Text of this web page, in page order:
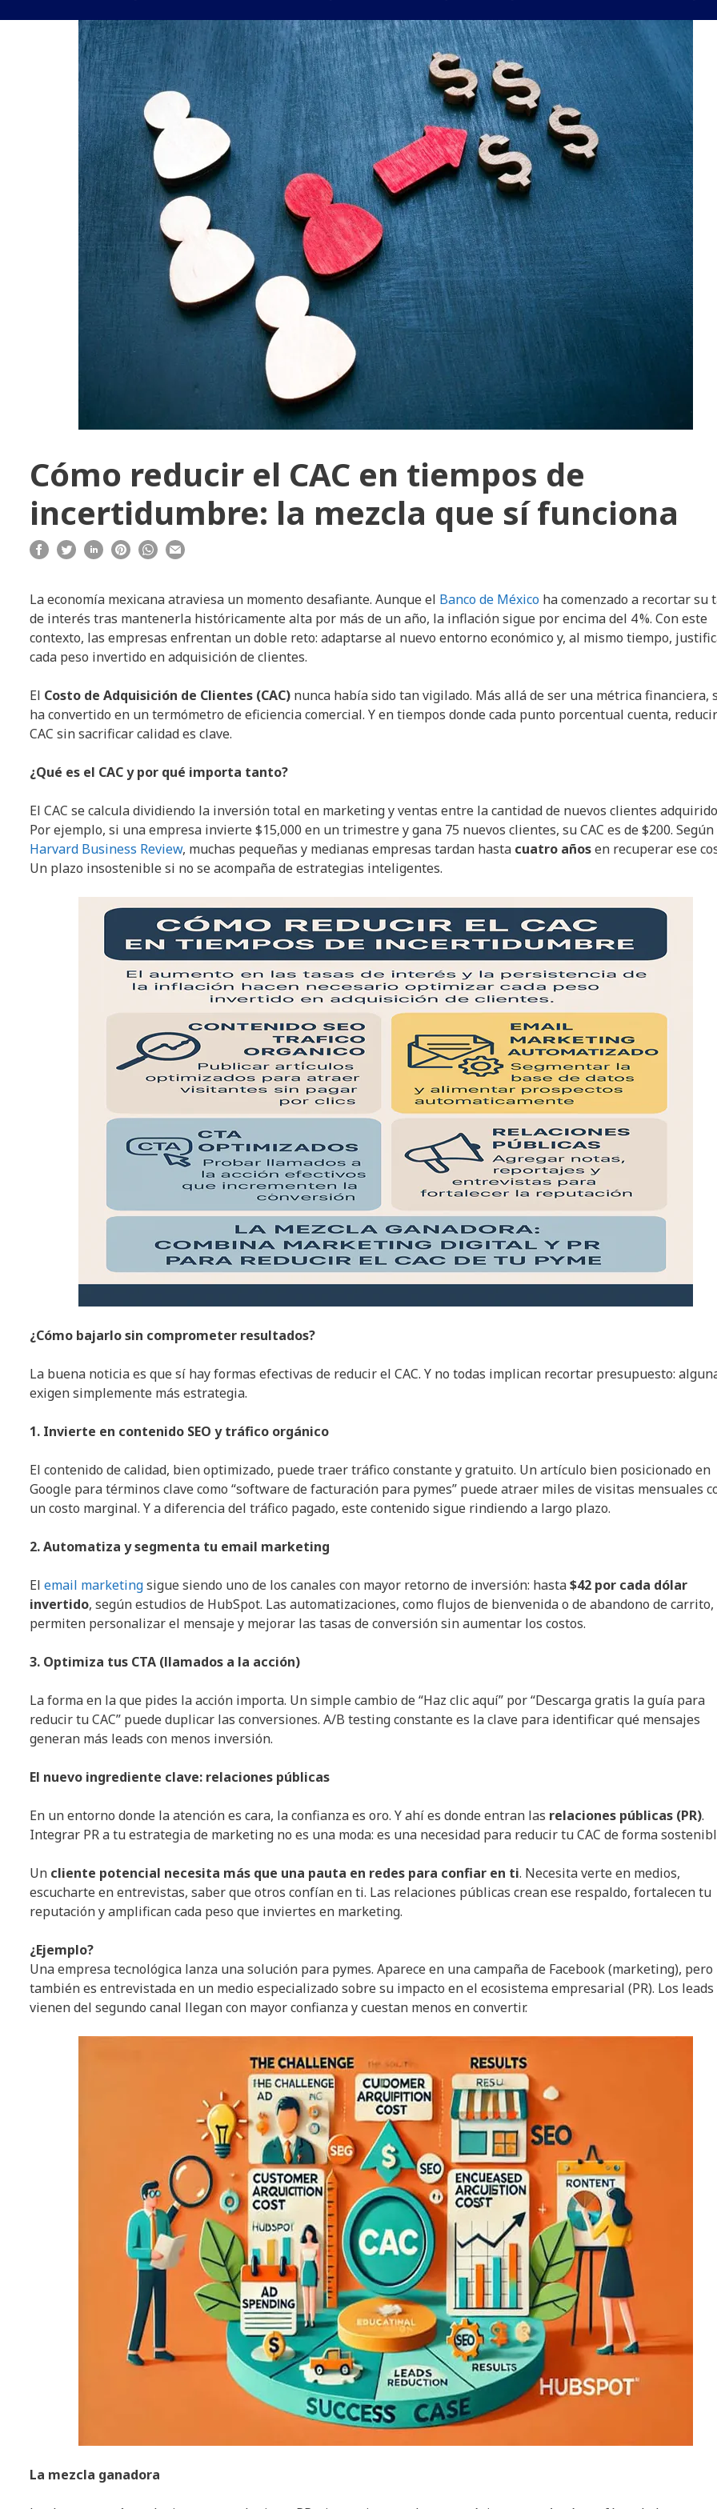
Cómo reducir el CAC en tiempos de
incertidumbre: la mezcla que sí funciona
La economía mexicana atraviesa un momento desafiante. Aunque el Banco de México ha comenzado a recortar su
de interés tras mantenerla históricamente alta por más de un año, la inflación sigue por encima del 4 %. Con este
contexto, las empresas enfrentan un doble reto: adaptarse al nuevo entorno económico y, al mismo tiempo,
cada peso invertido en adquisición de clientes.
El Costo de Adquisición de Clientes (CAC) nunca había sido tan vigilado. Más allá de ser una métrica financiera,
ha convertido en un termómetro de eficiencia comercial. Y en tiempos donde cada punto porcentual cuenta,
CAC sin sacrificar calidad es clave.
¿Qué es el CAC y por qué importa tanto?
El CAC se calcula dividiendo la inversión total en marketing y ventas entre la cantidad de nuevos clientes
Por ejemplo, si una empresa invierte $15,000 en un trimestre y gana 75 nuevos clientes, su CAC es de $200. Según
Harvard Business Review, muchas pequeñas y medianas empresas tardan hasta cuatro añosen recuperar ese
Un plazo insostenible si no se acompaña de estrategias inteligentes.
¿Cómo bajarlo sin comprometer resultados?
La buena noticia es que sí hay formas efectivas de reducir el CAC. Y no todas implican recortar presupuesto:
exigen simplemente más estrategia.
1. Invierte en contenido SEO y tráfico orgánico
El contenido de calidad, bien optimizado, puede traer tráfico constante y gratuito. Un artículo bien posicionado en
Google para términos clave como “software de facturación para pymes” puede atraer miles de visitas mensuales
un costo marginal. Y a diferencia del tráfico pagado, este contenido sigue rindiendo a largo plazo.
2. Automatiza y segmenta tu email marketing
El email marketingsigue siendo uno de los canales con mayor retorno de inversión: hasta$42 por cada dólar
invertido, según estudios de HubSpot. Las automatizaciones, como flujos de bienvenida o de abandono de carrito,
permiten personalizar el mensaje y mejorar las tasas de conversión sin aumentar los costos.
3. Optimiza tus CTA (llamados a la acción)
La forma en la que pides la acción importa. Un simple cambio de “Haz clic aquí” por “Descarga gratis la guía para
reducir tu CAC” puede duplicar las conversiones. A/B testing constante es la clave para identificar qué mensajes
generan más leads con menos inversión.
El nuevo ingrediente clave: relaciones públicas
En un entorno donde la atención es cara, la confianza es oro. Y ahí es donde entran las relaciones públicas (PR).
Integrar PR a tu estrategia de marketing no es una moda: es una necesidad para reducir tu CAC de forma
Un cliente potencial necesita más que una pauta en redes para confiar en ti. Necesita verte en medios,
escucharte en entrevistas, saber que otros confían en ti. Las relaciones públicas crean ese respaldo, fortalecen tu
reputación y amplifican cada peso que inviertes en marketing.
¿Ejemplo?
Una empresa tecnológica lanza una solución para pymes. Aparece en una campaña de Facebook (marketing), pero
también es entrevistada en un medio especializado sobre su impacto en el ecosistema empresarial (PR). Los leads
vienen del segundo canal llegan con mayor confianza y cuestan menos en convertir.
La mezcla ganadora